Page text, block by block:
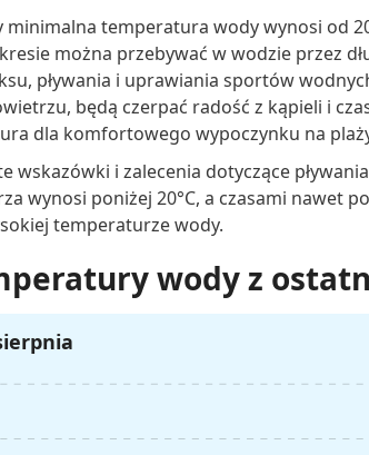
minimalna temperatura wody wynosi od
można przebywać w wodzie przez
pływania i uprawiania sportów
będą czerpać radość z kąpieli i
dla komfortowego wypoczynku na
wskazówki i zalecenia dotyczące
wynosi poniżej 20°C, a czasami nawet
temperaturze wody.
wody z